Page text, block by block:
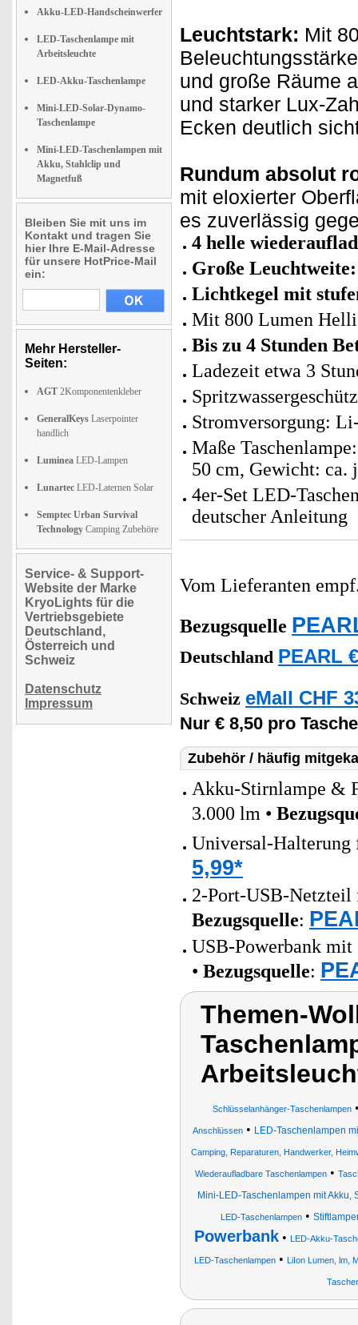
Akku-LED-Handscheinwerfer
LED-Taschenlampe mit
Arbeitsleuchte
LED-Akku-Taschenlampe
Mini-LED-Solar-Dynamo-
Taschenlampe
Mini-LED-Taschenlampen mit
Akku, Stahlclip und
Magnetfuß
Bleiben Sie mit uns im
Kontakt und tragen Sie
hier Ihre E-Mail-Adresse
für unsere HotPrice-Mail
ein:
Mehr Hersteller-
Seiten:
AGT 2Komponentenkleber
GeneralKeys Laserpointer
handlich
Luminea LED-Lampen
Lunartec LED-Laternen Solar
Semptec Urban Survival
Technology Camping Zubehöre
Service- & Support-
Website der Marke
KryoLights für die
Vertriebsgebiete
Deutschland,
Österreich und
Schweiz
Datenschutz
Impressum
Leuchtstark: Mit
und große Räume
und starker Lux-
Ecken deutlich
Rundum absolut
mit eloxierter
es zuverlässig
4 helle
Große
Lichtkegel mit
Mit 800 Lumen
Bis zu 4 Stunden
Ladezeit etwa 3
Stromversorgung:
Maße
50 cm, Gewicht: ca.
4er-Set LED-
deutscher Anleitung
Vom Lieferanten
Bezugsquelle
Deutschland PEARL
Schweiz eMall CHF
Nur € 8,50 pro
Zubehör / häufig
Akku-Stirnlampe &
3.000 lm •
Universal-Halterung
5,99*
2-Port-USB-Netzteil
Bezugsquelle:
USB-Powerbank
• Bezugsquelle:
Themen-
Schlüsselanhänger-Taschenlampen
Anschlüssen• LED-Taschenlampen
Camping, Reparaturen, Handwerker,
Wiederaufladbare Taschenlampen•
Mini-LED-Taschenlampen mit Akku,
LED-Taschenlampen•
Powerbank • LED-Akku-
LED-Taschenlampen• LiIon Lumen, lm,